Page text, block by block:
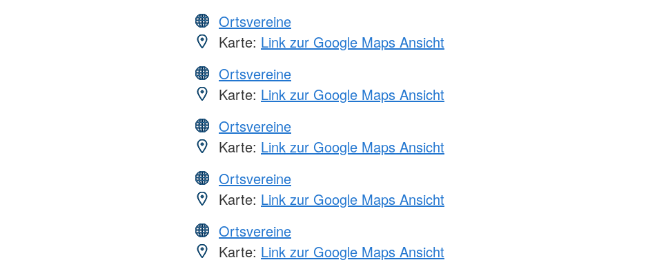
Ortsvereine
Karte: Link zur Google Maps Ansicht
Ortsvereine
Karte: Link zur Google Maps Ansicht
Ortsvereine
Karte: Link zur Google Maps Ansicht
Ortsvereine
Karte: Link zur Google Maps Ansicht
Ortsvereine
Karte: Link zur Google Maps Ansicht